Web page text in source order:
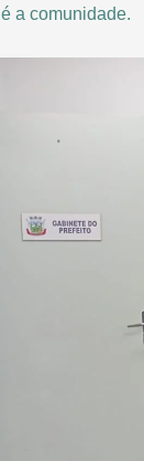
é a comunidade.